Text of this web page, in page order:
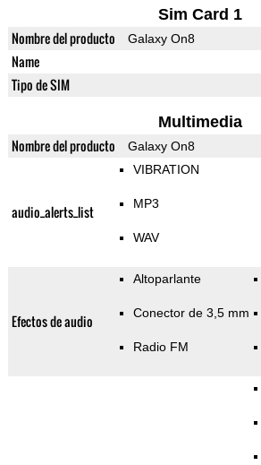
Sim Card 1
Nombre del producto Galaxy On8
Name
Tipo de SIM
Multimedia
Nombre del producto Galaxy On8
audio_alerts_list
VIBRATION
MP3
WAV
Efectos de audio
Altoparlante
Conector de 3,5 mm
Radio FM